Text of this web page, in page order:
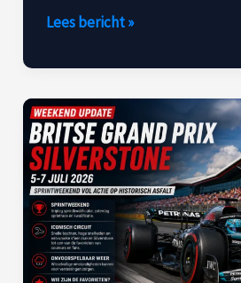
Lees bericht »
F1
Weekend
Update:
Silverstone
maakt
zich
op
voor